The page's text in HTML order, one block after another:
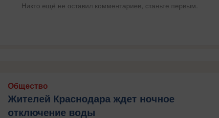
Никто ещё не оставил комментариев, станьте первым.
Общество
Жителей Краснодара ждет ночное
отключение воды